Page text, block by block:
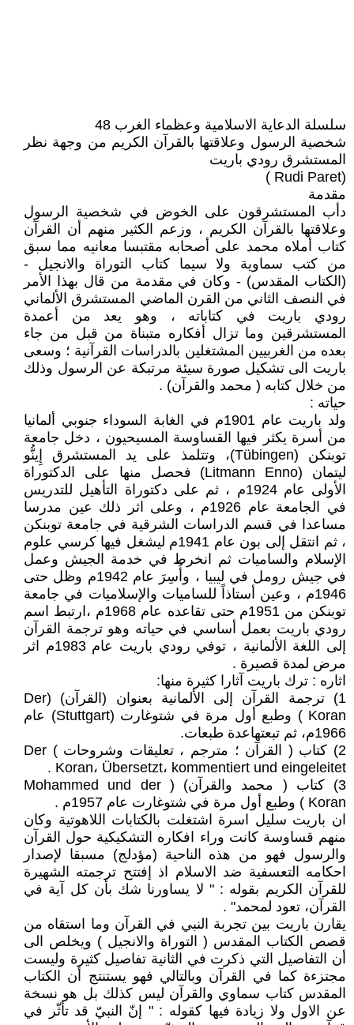
سلسلة الدعاية الاسلامية وعظماء الغرب 48
شخصية الرسول وعلاقتها بالقرآن الكريم من وجهة نظر
المستشرق رودي باريت
(Rudi Paret )
مقدمة
دأب المستشرقون على الخوض في شخصية الرسول
وعلاقتها بالقرآن الكريم ، وزعم الكثير منهم أن القرآن
كتاب أملاه محمد على أصحابه مقتبسا معانيه مما سبق
من كتب سماوية ولا سيما كتاب التوراة والانجيل -
(الكتاب المقدس) - وكان في مقدمة من قال بهذا الأمر
في النصف الثاني من القرن الماضي المستشرق الألماني
رودي باريت في كتاباته ، وهو يعد من أعمدة
المستشرقين وما تزال أفكاره متبناة من قبل من جاء
بعده من الغربيين المشتغلين بالدراسات القرآنية ؛ وسعى
باريت الى تشكيل صورة سيئة مرتبكة عن الرسول وذلك
من خلال كتابه ( محمد والقرآن) .
حياته :
ولد باريت عام 1901م في الغابة السوداء جنوبي ألمانيا
من أسرة يكثر فيها القساوسة المسيحيون ، دخل جامعة
توبنكن (Tübingen)، وتتلمذ على يد المستشرق إِينُّو
ليتمان (Litmann Enno) فحصل منها على الدكتوراة
الأولى عام 1924م ، ثم على دكتوراة التأهيل للتدريس
في الجامعة عام 1926م ، وعلى اثر ذلك عين مدرسا
مساعدا في قسم الدراسات الشرقية في جامعة توبنكن
، ثم انتقل إلى بون عام 1941م ليشغل فيها كرسي علوم
الإسلام والساميات ثم انخرط في خدمة الجيش وعمل
في جيش رومل في ليبيا ، وأُسِرَ عام 1942م وظل حتى
1946م ، وعين أستاذاً للساميات والإسلاميات في جامعة
توبنكن من 1951م حتى تقاعده عام 1968م ،ارتبط اسم
رودي باريت بعمل أساسي في حياته وهو ترجمة القرآن
إلى اللغة الألمانية ، توفي رودي باريت عام 1983م اثر
مرض لمدة قصيرة .
اثاره : ترك باريت آثارا كثيرة منها:
1) ترجمة القرآن إلى الألمانية بعنوان (القرآن) (Der
Koran ) وطبع أول مرة في شتوغارت (Stuttgart) عام
1966م، ثم تبعتهاعدة طبعات.
2) كتاب ( القرآن ؛ مترجم ، تعليقات وشروحات ) Der
Koran، Übersetzt، kommentiert und eingeleitet .
3) كتاب ( محمد والقرآن) ( Mohammed und der
Koran ) وطبع أول مرة في شتوغارت عام 1957م .
ان باريت سليل اسرة اشتغلت بالكتابات اللاهوتية وكان
منهم قساوسة كانت وراء افكاره التشكيكية حول القرآن
والرسول فهو من هذه الناحية (مؤدلج) مسبقا لإصدار
احكامه التعسفية ضد الاسلام اذ إفتتح ترجمته الشهيرة
للقرآن الكريم بقوله : " لا يساورنا شك بأن كل آية في
القرآن، تعود لمحمد" .
يقارن باريت بين تجربة النبي في القرآن وما استقاه من
قصص الكتاب المقدس ( التوراة والانجيل ) ويخلص الى
أن التفاصيل التي ذكرت في الثانية تفاصيل كثيرة وليست
مجتزءة كما في القرآن وبالتالي فهو يستنتج أن الكتاب
المقدس كتاب سماوي والقرآن ليس كذلك بل هو نسخة
عن الاول ولا زيادة فيها كقوله : " إنّ النبيّ قد تأثّر في